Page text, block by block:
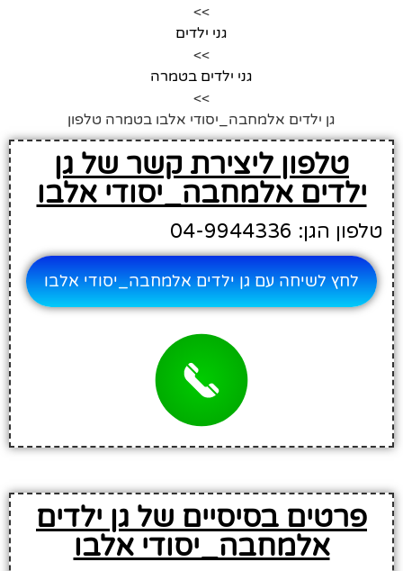
>>
גני ילדים
>>
גני ילדים בטמרה
>>
גן ילדים אלמחבה_יסודי אלבו בטמרה טלפון
טלפון ליצירת קשר של גן
ילדים אלמחבה_יסודי אלבו
טלפון הגן: 04-9944336
לחץ לשיחה עם גן ילדים אלמחבה_יסודי אלבו
פרטים בסיסיים של גן ילדים
אלמחבה_יסודי אלבו